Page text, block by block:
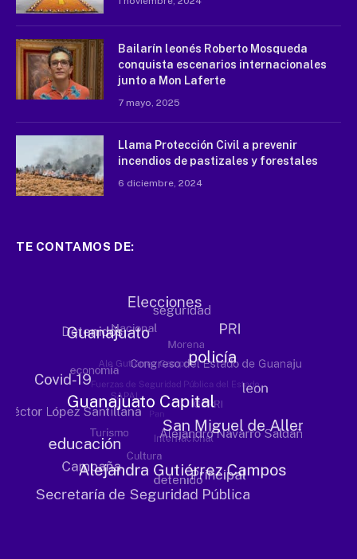
Bailarín leonés Roberto Mosqueda
conquista escenarios internacionales
junto a Mon Laferte
7 mayo, 2025
Llama Protección Civil a prevenir
incendios de pastizales y forestales
6 diciembre, 2024
TE CONTAMOS DE: